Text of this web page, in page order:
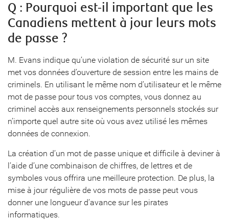
Q : Pourquoi est-il important que les
Canadiens mettent à jour leurs mots
de passe ?
M. Evans indique qu’une violation de sécurité sur un site
met vos données d’ouverture de session entre les mains de
criminels. En utilisant le même nom d’utilisateur et le même
mot de passe pour tous vos comptes, vous donnez au
criminel accès aux renseignements personnels stockés sur
n’importe quel autre site où vous avez utilisé les mêmes
données de connexion.
La création d’un mot de passe unique et difficile à deviner à
l’aide d’une combinaison de chiffres, de lettres et de
symboles vous offrira une meilleure protection. De plus, la
mise à jour régulière de vos mots de passe peut vous
donner une longueur d’avance sur les pirates
informatiques.